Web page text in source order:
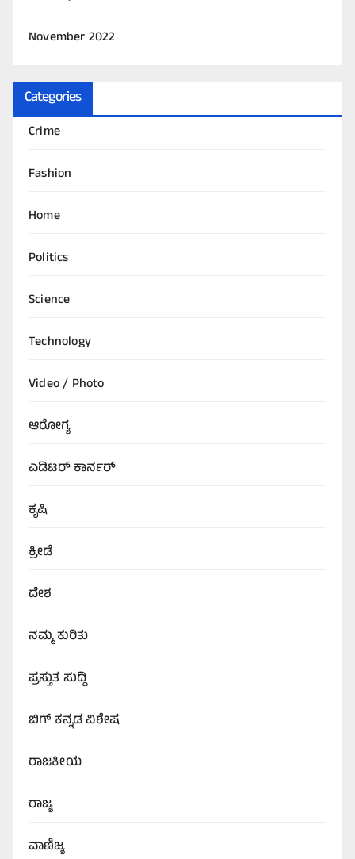
November 2022
Categories
Crime
Fashion
Home
Politics
Science
Technology
Video / Photo
ಆರೋಗ್ಯ
ಎಡಿಟರ್‌ ಕಾರ್ನರ್
ಕೃಷಿ
ಕ್ರೀಡೆ
ದೇಶ
ನಮ್ಮ ಕುರಿತು
ಪ್ರಸ್ತುತ ಸುದ್ದಿ
ಬಿಗ್‌ ಕನ್ನಡ ವಿಶೇಷ
ರಾಜಕೀಯ
ರಾಜ್ಯ
ವಾಣಿಜ್ಯ